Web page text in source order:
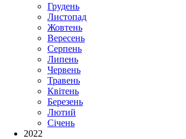
Грудень
Листопад
Жовтень
Вересень
Серпень
Липень
Червень
Травень
Квітень
Березень
Лютий
Січень
2022